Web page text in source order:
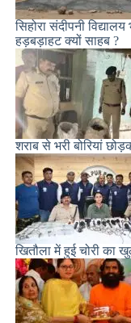
सिहोरा संदीपनी
हड़बड़ाहट क्यों साहब ?
शराब से भरी बोरियां
खितौला में हुई चोरी का